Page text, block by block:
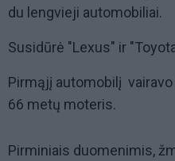
du lengvieji automobiliai.
Susidūrė "Lexus" ir
Pirmąjį automobilį
66 metų moteris.
Pirminiais duomenimis,